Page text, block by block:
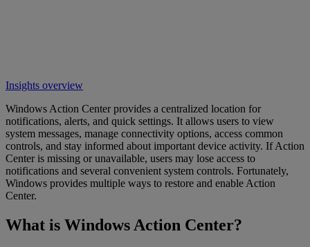
Insights overview
Windows Action Center provides a centralized location for
notifications, alerts, and quick settings. It allows users to view
system messages, manage connectivity options, access common
controls, and stay informed about important device activity. If Action
Center is missing or unavailable, users may lose access to
notifications and several convenient system controls. Fortunately,
Windows provides multiple ways to restore and enable Action
Center.
What is Windows Action Center?